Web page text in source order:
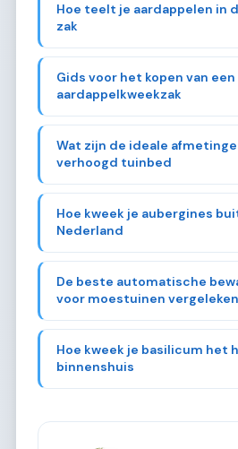
Hoe teelt je aardappelen in
zak
Gids voor het kopen van een
aardappelkweekzak
Wat zijn de ideale
verhoogd tuinbed
Hoe kweek je aubergines
Nederland
De beste automatische
voor moestuinen vergeleken
Hoe kweek je basilicum het
binnenshuis